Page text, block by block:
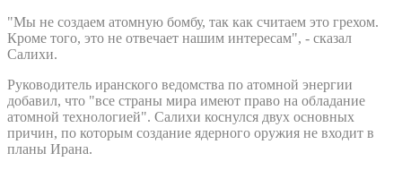
"Мы не создаем атомную бомбу, так как считаем это грехом.
Кроме того, это не отвечает нашим интересам", - сказал
Салихи.
Руководитель иранского ведомства по атомной энергии
добавил, что "все страны мира имеют право на обладание
атомной технологией". Салихи коснулся двух основных
причин, по которым создание ядерного оружия не входит в
планы Ирана.